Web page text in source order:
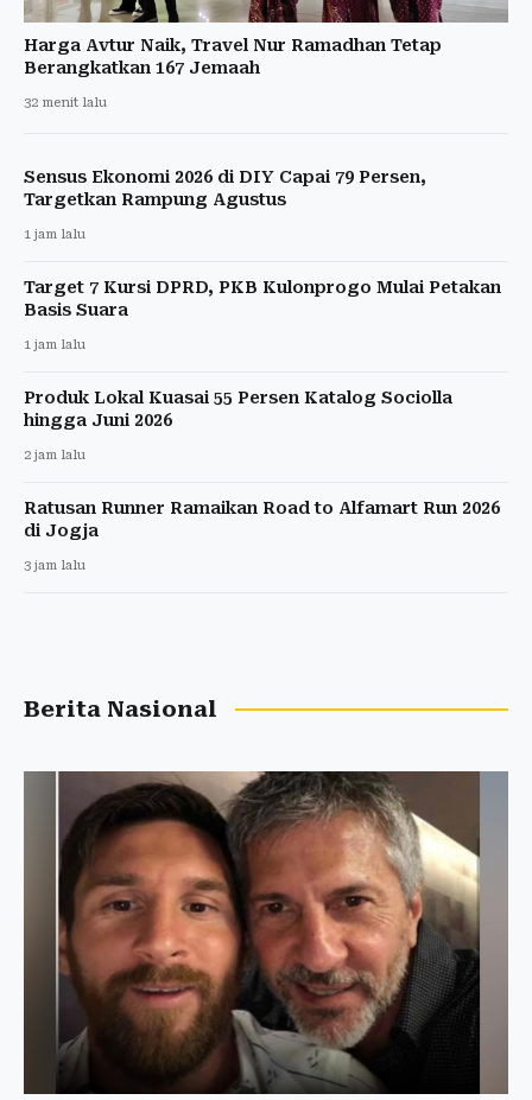
Harga Avtur Naik, Travel Nur Ramadhan Tetap
Berangkatkan 167 Jemaah
32 menit lalu
Sensus Ekonomi 2026 di DIY Capai 79 Persen,
Targetkan Rampung Agustus
1 jam lalu
Target 7 Kursi DPRD, PKB Kulonprogo Mulai Petakan
Basis Suara
1 jam lalu
Produk Lokal Kuasai 55 Persen Katalog Sociolla
hingga Juni 2026
2 jam lalu
Ratusan Runner Ramaikan Road to Alfamart Run 2026
di Jogja
3 jam lalu
Berita Nasional